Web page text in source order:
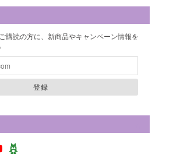
08
購読の方に、新商品やキャンペーン情報を
登録